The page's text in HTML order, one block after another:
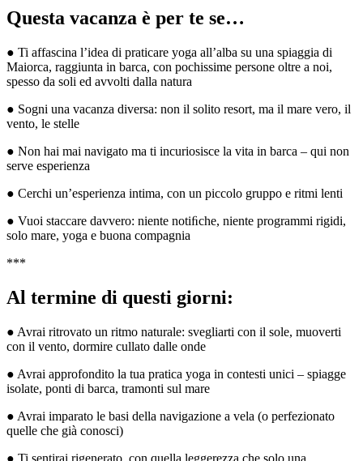
Questa vacanza è per te se…
● Ti affascina l’idea di praticare yoga all’alba su una spiaggia di
Maiorca, raggiunta in barca, con pochissime persone oltre a noi,
spesso da soli ed avvolti dalla natura
● Sogni una vacanza diversa: non il solito resort, ma il mare vero, il
vento, le stelle
● Non hai mai navigato ma ti incuriosisce la vita in barca – qui non
serve esperienza
● Cerchi un’esperienza intima, con un piccolo gruppo e ritmi lenti
● Vuoi staccare davvero: niente notiﬁche, niente programmi rigidi,
solo mare, yoga e buona compagnia
***
Al termine di questi giorni:
● Avrai ritrovato un ritmo naturale: svegliarti con il sole, muoverti
con il vento, dormire cullato dalle onde
● Avrai approfondito la tua pratica yoga in contesti unici – spiagge
isolate, ponti di barca, tramonti sul mare
● Avrai imparato le basi della navigazione a vela (o perfezionato
quelle che già conosci)
● Ti sentirai rigenerato, con quella leggerezza che solo una